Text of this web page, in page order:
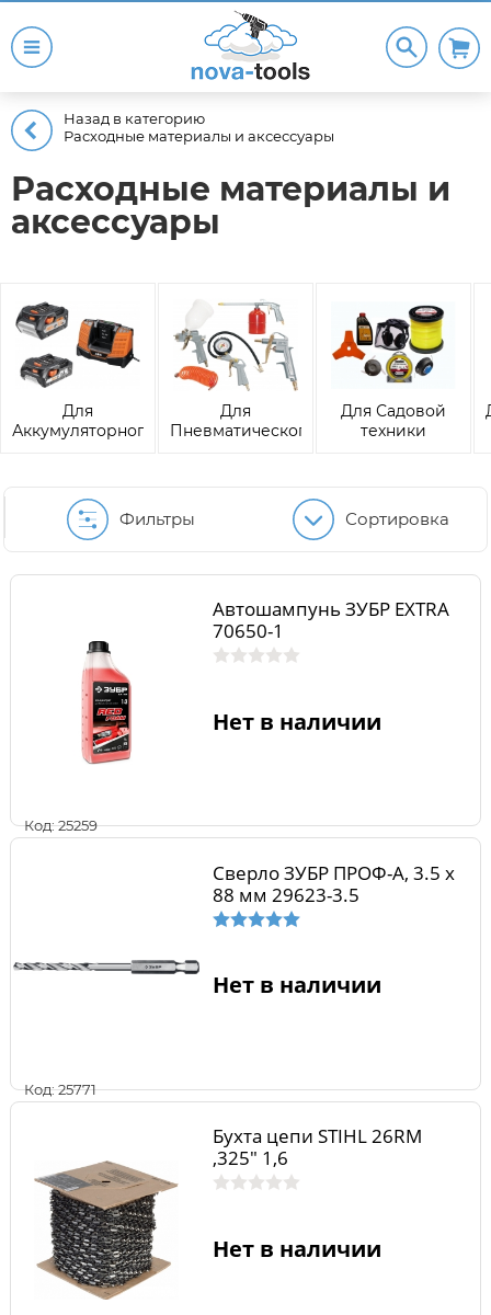
Назад в категорию
Расходные материалы и аксессуары
Расходные материалы и
аксессуары
Для
Аккумуляторного
Для
Пневматического
Для Садовой
техники
Фильтры Сортировка
Код: 25259
Автошампунь ЗУБР EXTRA
70650-1
Нет в наличии
Код: 25771
Сверло ЗУБР ПРОФ-А, 3.5 х
88 мм 29623-3.5
Нет в наличии
Бухта цепи STIHL 26RM
,325" 1,6
Нет в наличии